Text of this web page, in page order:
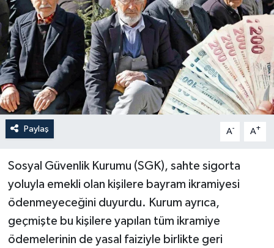
Paylaş A- A+
Sosyal Güvenlik Kurumu (SGK), sahte sigorta
yoluyla emekli olan kişilere bayram ikramiyesi
ödenmeyeceğini duyurdu. Kurum ayrıca,
geçmişte bu kişilere yapılan tüm ikramiye
ödemelerinin de yasal faiziyle birlikte geri